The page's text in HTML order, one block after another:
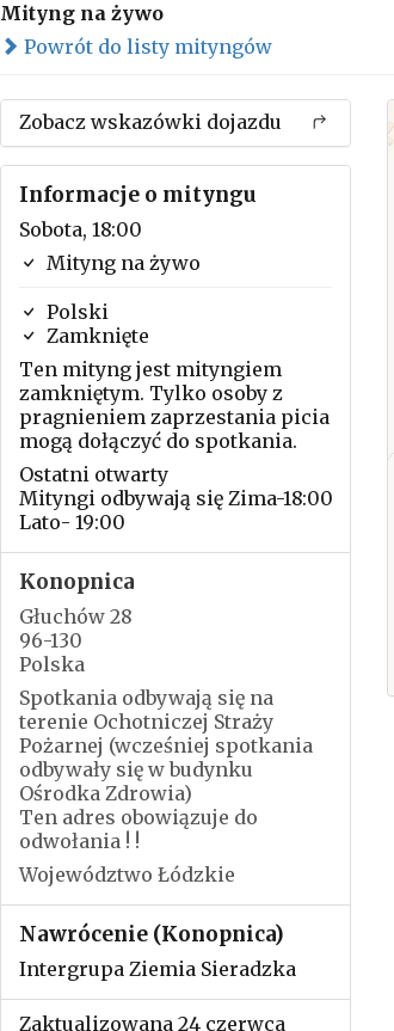
Mityng na żywo
Powrót do listy mityngów
Zobacz wskazówki dojazdu
Informacje o mityngu
Sobota, 18:00
Mityng na żywo
Polski
Zamknięte
Ten mityng jest mityngiem
zamkniętym. Tylko osoby z
pragnieniem zaprzestania picia
mogą dołączyć do spotkania.
Ostatni otwarty
Mityngi odbywają się Zima-18:00
Lato- 19:00
Konopnica
Głuchów 28
96-130
Polska
Spotkania odbywają się na
terenie Ochotniczej Straży
Pożarnej (wcześniej spotkania
odbywały się w budynku
Ośrodka Zdrowia)
Ten adres obowiązuje do
odwołania ! !
Województwo Łódzkie
Nawrócenie (Konopnica)
Intergrupa Ziemia Sieradzka
Zaktualizowana 24 czerwca